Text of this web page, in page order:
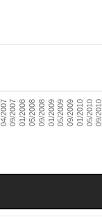
04/200709/200701/200805/200809/200801/200905/200909/200901/201005/201009/